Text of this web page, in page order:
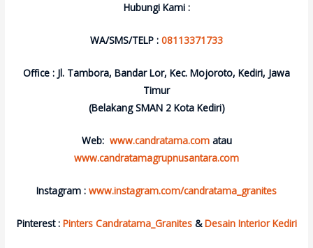
Hubungi Kami :
WA/SMS/TELP : 08113371733
Office : Jl. Tambora, Bandar Lor, Kec. Mojoroto, Kediri, Jawa
Timur
(Belakang SMAN 2 Kota Kediri)
Web: www.candratama.com atau
www.candratamagrupnusantara.com
Instagram : www.instagram.com/candratama_granites
Pinterest : Pinters Candratama_Granites &Desain Interior Kediri